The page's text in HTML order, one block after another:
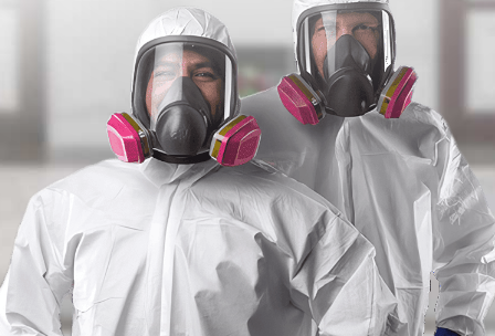
НАШИ ПРЕИМУЩЕСТВА
Выезжаем в течение
2 часов
Прошли сертификацию и проверку
качества
Безопасные для всех
препараты